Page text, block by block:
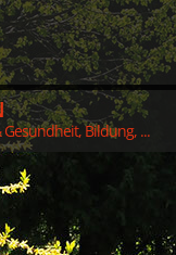
Gesundheit, Bildung, ...